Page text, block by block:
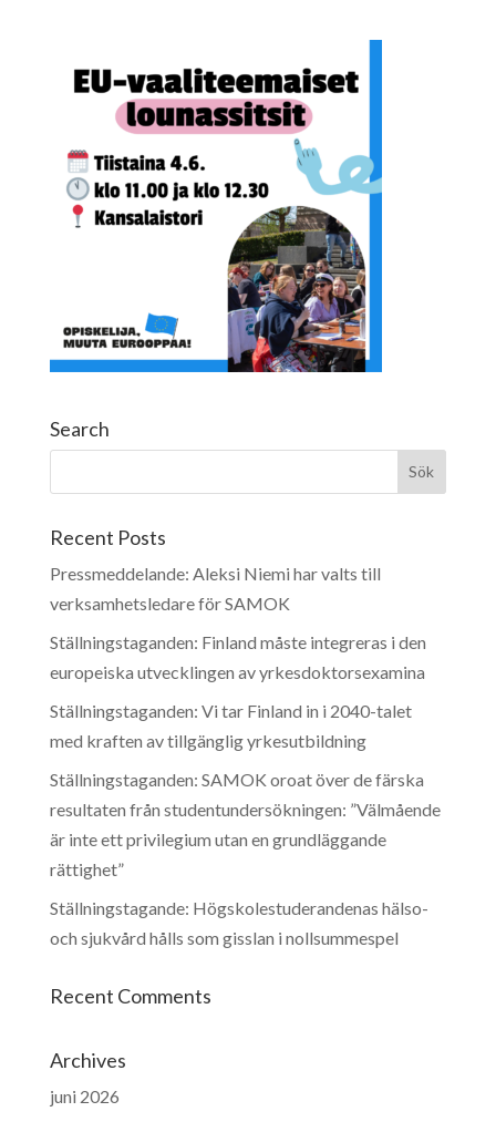
Search
Recent Posts
Pressmeddelande: Aleksi Niemi har valts till
verksamhetsledare för SAMOK
Ställningstaganden: Finland måste integreras i den
europeiska utvecklingen av yrkesdoktorsexamina
Ställningstaganden: Vi tar Finland in i 2040-talet
med kraften av tillgänglig yrkesutbildning
Ställningstaganden: SAMOK oroat över de färska
resultaten från studentundersökningen: ”Välmående
är inte ett privilegium utan en grundläggande
rättighet”
Ställningstagande: Högskolestuderandenas hälso-
och sjukvård hålls som gisslan i nollsummespel
Recent Comments
Archives
juni 2026